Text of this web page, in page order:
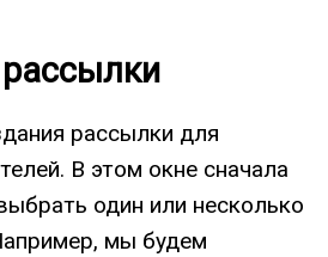
рассылки для
В этом окне сначала
один или несколько
мы будем